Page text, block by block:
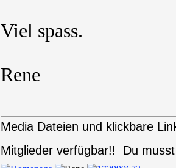
Viel spass.
Rene
Media Dateien und klickbare
Mitglieder verfügbar!! Du